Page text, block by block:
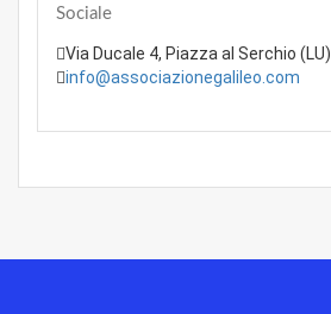
Sociale
Via Ducale 4, Piazza al Serchio (LU)
info@associazionegalileo.com